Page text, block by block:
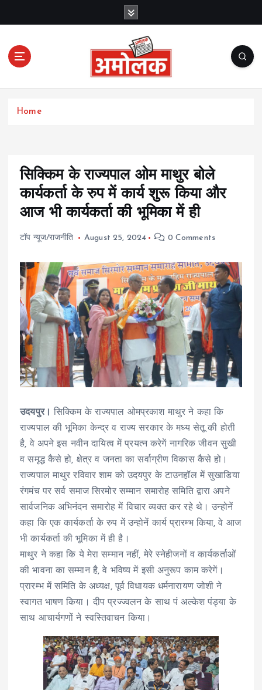
c
Amolak News
Home
सिक्किम के राज्यपाल ओम माथुर बोले
कार्यकर्ता के रुप में कार्य शुरू किया और
आज भी कार्यकर्ता की भूमिका में ही
टॉप न्यूज/राजनीति August 25, 2024 0 Comments
उदयपुर। सिक्किम के राज्यपाल ओमप्रकाश माथुर ने कहा कि
राज्यपाल की भूमिका केन्द्र व राज्य सरकार के मध्य सेतू की होती
है, वे अपने इस नवीन दायित्व में प्रयत्न करेगें नागरिक जीवन सुखी
व समृद्ध कैसे हो, क्षेत्र व जनता का सर्वाग्रीण विकास कैसे हो।
राज्यपाल माथुर रविवार शाम को उदयपुर के टाउनहॉल में सुखाडिया
रंगमंच पर सर्व समाज सिरमोर सम्मान समारोह समिति द्वारा अपने
सार्वजनिक अभिनंदन समारोह में विचार व्यक्त कर रहे थे। उन्होनें
कहा कि एक कार्यकर्ता के रुप में उन्होनें कार्य प्रारम्भ किया, वे आज
भी कार्यकर्ता की भूमिका में ही है।
माथुर ने कहा कि ये मेरा सम्मान नहीं, मेरे स्नेहीजनों व कार्यकर्ताओं
की भावना का सम्मान है, वे भविष्य में इसी अनुरूप काम करेगें।
प्रारम्भ में समिति के अध्यक्ष, पूर्व विधायक धर्मनारायण जोशी ने
स्वागत भाषण किया। दीप प्रज्ज्वलन के साथ पं अल्केश पंड्या के
साथ आचार्यगणों ने स्वस्तिवाचन किया।